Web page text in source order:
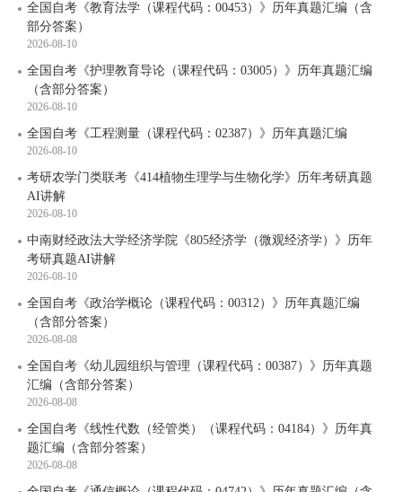
全国自考《教育法学（课程代码：00453）》历年真题汇编（含
部分答案）
2026-08-10
全国自考《护理教育导论（课程代码：03005）》历年真题汇编
（含部分答案）
2026-08-10
全国自考《工程测量（课程代码：02387）》历年真题汇编
2026-08-10
考研农学门类联考《414植物生理学与生物化学》历年考研真题
AI讲解
2026-08-10
中南财经政法大学经济学院《805经济学（微观经济学）》历年
考研真题AI讲解
2026-08-10
全国自考《政治学概论（课程代码：00312）》历年真题汇编
（含部分答案）
2026-08-08
全国自考《幼儿园组织与管理（课程代码：00387）》历年真题
汇编（含部分答案）
2026-08-08
全国自考《线性代数（经管类）（课程代码：04184）》历年真
题汇编（含部分答案）
2026-08-08